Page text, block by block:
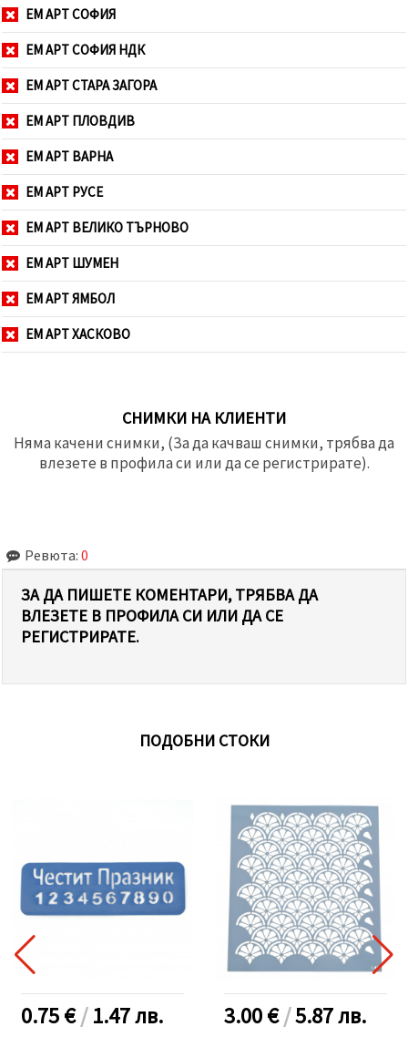
ЕМ АРТ СОФИЯ
ЕМ АРТ СОФИЯ НДК
ЕМ АРТ СТАРА ЗАГОРА
ЕМ АРТ ПЛОВДИВ
ЕМ АРТ ВАРНА
ЕМ АРТ РУСЕ
ЕМ АРТ ВЕЛИКО ТЪРНОВО
ЕМ АРТ ШУМЕН
ЕМ АРТ ЯМБОЛ
ЕМ АРТ ХАСКОВО
СНИМКИ НА КЛИЕНТИ
Няма качени снимки, (За да качваш снимки, трябва да
влезете в профила си или да се регистрирате).
Ревюта: 0
ЗА ДА ПИШЕТЕ КОМЕНТАРИ, ТРЯБВА ДА
ВЛЕЗЕТЕ В ПРОФИЛА СИ ИЛИ ДА СЕ
РЕГИСТРИРАТЕ.
ПОДОБНИ СТОКИ
0.75 €/1.47лв. 3.00 €/5.87лв.